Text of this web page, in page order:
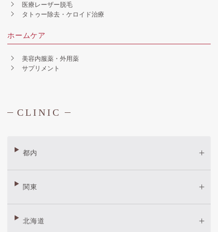
医療レーザー脱毛
タトゥー除去・ケロイド治療
ホームケア
美容内服薬・外用薬
サプリメント
CLINIC
都内
関東
北海道